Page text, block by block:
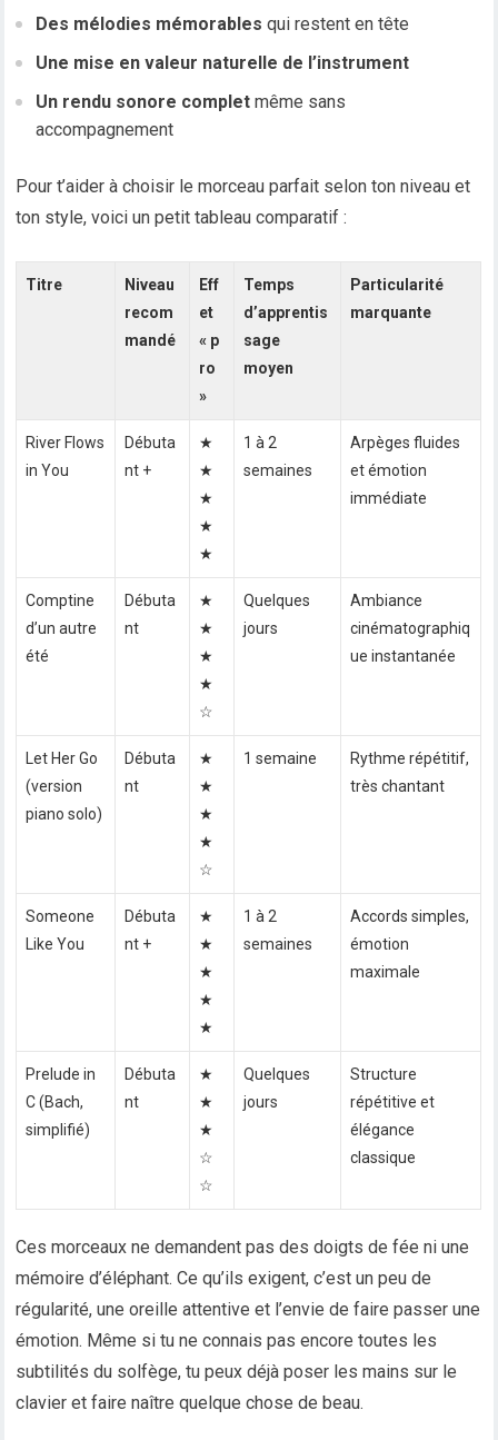
Des mélodies mémorables qui restent en tête
Une mise en valeur naturelle de l’instrument
Un rendu sonore complet même sans
accompagnement
Pour t’aider à choisir le morceau parfait selon ton niveau et
ton style, voici un petit tableau comparatif :
Titre
Niveau
recom
mandé
Eff
et
« p
ro
»
Temps
d’apprentis
sage
moyen
Particularité
marquante
River Flows
in You
Débuta
nt +
★
★
★
★
★
1 à 2
semaines
Arpèges fluides
et émotion
immédiate
Comptine
d’un autre
été
Débuta
nt
★
★
★
★
☆
Quelques
jours
Ambiance
cinématographiq
ue instantanée
Let Her Go
(version
piano solo)
Débuta
nt
★
★
★
★
☆
1 semaine
Rythme répétitif,
très chantant
Someone
Like You
Débuta
nt +
★
★
★
★
★
1 à 2
semaines
Accords simples,
émotion
maximale
Prelude in
C (Bach,
simplifié)
Débuta
nt
★
★
★
☆
☆
Quelques
jours
Structure
répétitive et
élégance
classique
Ces morceaux ne demandent pas des doigts de fée ni une
mémoire d’éléphant. Ce qu’ils exigent, c’est un peu de
régularité, une oreille attentive et l’envie de faire passer une
émotion. Même si tu ne connais pas encore toutes les
subtilités du solfège, tu peux déjà poser les mains sur le
clavier et faire naître quelque chose de beau.